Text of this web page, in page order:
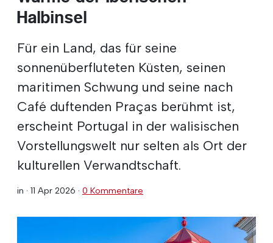
Halbinsel
Für ein Land, das für seine
sonnenüberfluteten Küsten, seinen
maritimen Schwung und seine nach
Café duftenden Praças berühmt ist,
erscheint Portugal in der walisischen
Vorstellungswelt nur selten als Ort der
kulturellen Verwandtschaft.
in · 11 Apr 2026 · 0 Kommentare